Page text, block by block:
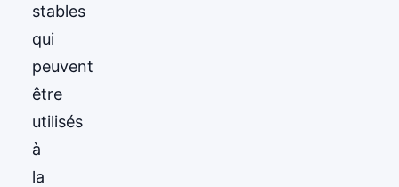
stables
qui
peuvent
être
utilisés
à
la